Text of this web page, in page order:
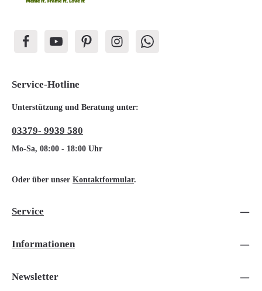
Service-Hotline
Unterstützung und Beratung unter:
03379- 9939 580
Mo-Sa, 08:00 - 18:00 Uhr
Oder über unser Kontaktformular.
Service
Informationen
Newsletter